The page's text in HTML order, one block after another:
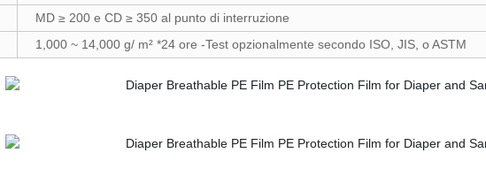
MD ≥ 200 e CD ≥ 350 al punto di interruzione
1,000 ~ 14,000 g/ m² *24 ore -Test opzionalmente secondo ISO, JIS, o ASTM